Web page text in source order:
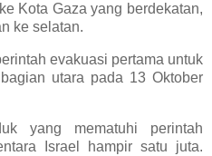
Kota Gaza yang berdekatan,
ke selatan.
evakuasi pertama untuk
utara pada 13 Oktober
yang mematuhi perintah
Israel hampir satu juta.